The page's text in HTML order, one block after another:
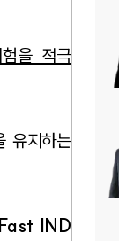
을 적극
유지하는
IND